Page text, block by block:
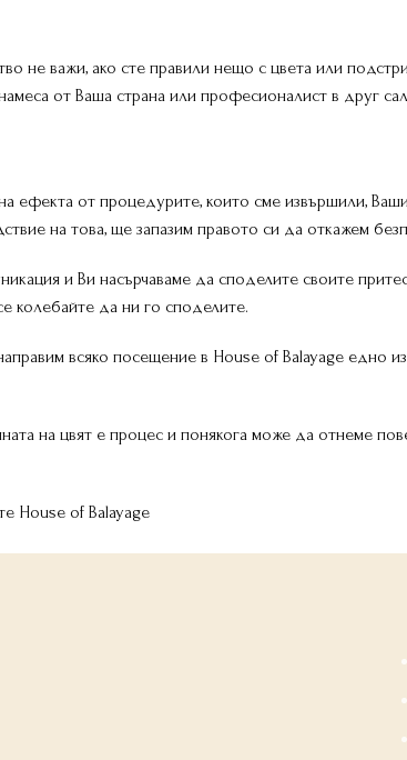
не важи, ако сте правили нещо с цвета или
от Ваша страна или професионалист в друг
ефекта от процедурите, които сме извършили,
на това, ще запазим правото си да откажем
и Ви насърчаваме да споделите своите
колебайте да ни го споделите.
всяко посещение в House of Balayage едно
на цвят е процес и понякога може да отнеме
House of Balayage